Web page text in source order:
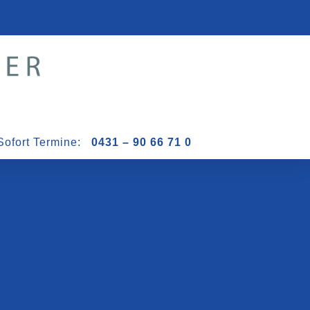
Termine: 0431 – 90 66 71 0